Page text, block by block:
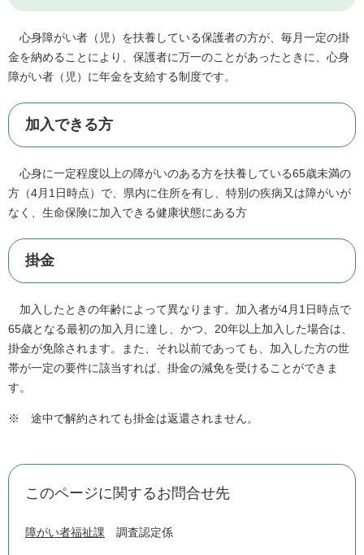
心身障がい者（児）を扶養している保護者の方が、毎月一定の掛
金を納めることにより、保護者に万一のことがあったときに、心身
障がい者（児）に年金を支給する制度です。
加入できる方
心身に一定程度以上の障がいのある方を扶養している65歳未満の
方（4月1日時点）で、県内に住所を有し、特別の疾病又は障がいが
なく、生命保険に加入できる健康状態にある方
掛金
加入したときの年齢によって異なります。加入者が4月1日時点で
65歳となる最初の加入月に達し、かつ、20年以上加入した場合は、
掛金が免除されます。また、それ以前であっても、加入した方の世
帯が一定の要件に該当すれば、掛金の減免を受けることができま
す。
※ 途中で解約されても掛金は返還されません。
このページに関するお問合せ先
障がい者福祉課 調査認定係